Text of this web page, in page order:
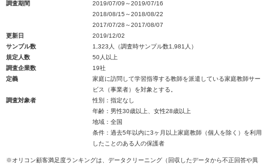
調査期間
2019/07/09～2019/07/16
2018/08/15～2018/08/22
2017/07/28～2017/08/07
更新日
2019/12/02
サンプル数
1,323人（調査時サンプル数1,981人）
規定人数
50人以上
調査企業数
19社
定義
家庭に訪問して学習指導する教師を派遣している家庭教師サー
ビス（事業者）を対象とする。
調査対象者
性別：指定なし
年齢：男性30歳以上、女性28歳以上
地域：全国
条件：過去5年以内に3ヶ月以上家庭教師（個人を除く）を利用
したことのある人の保護者
※オリコン顧客満足度ランキングは、データクリーニング（回収したデータから不正回答や異